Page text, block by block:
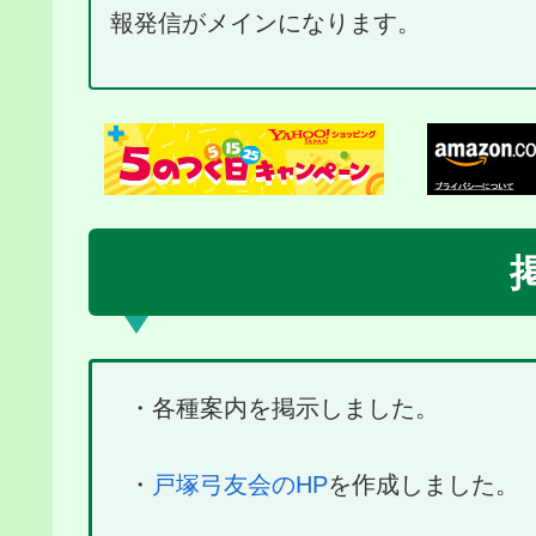
報発信がメインになります。
・各種案内を掲示しました。
・ 戸塚弓友会のHPを作成しました。